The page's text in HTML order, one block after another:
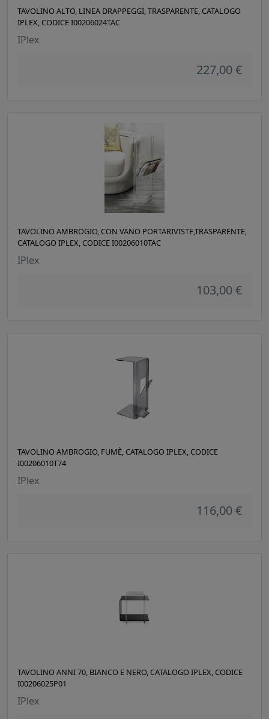
TAVOLINO ALTO, LINEA DRAPPEGGI, TRASPARENTE, CATALOGO
IPLEX, CODICE I00206024TAC
IPlex
227,00 €
TAVOLINO AMBROGIO, CON VANO PORTARIVISTE,TRASPARENTE,
CATALOGO IPLEX, CODICE I00206010TAC
IPlex
103,00 €
TAVOLINO AMBROGIO, FUMÈ, CATALOGO IPLEX, CODICE
I00206010T74
IPlex
116,00 €
TAVOLINO ANNI 70, BIANCO E NERO, CATALOGO IPLEX, CODICE
I00206025P01
IPlex